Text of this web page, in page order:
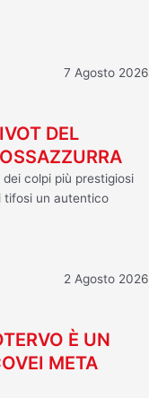
7 Agosto 2026
DEL
colpi più prestigiosi
tifosi un autentico
2 Agosto 2026
È UN
META